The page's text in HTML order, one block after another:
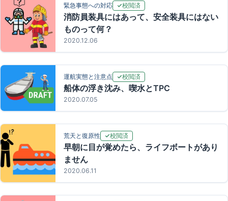
緊急事態への対応 校閲済
消防員装具にはあって、安全装具にはない
ものって何？
2020.12.06
運航実態と注意点 校閲済
船体の浮き沈み、喫水とTPC
2020.07.05
荒天と復原性 校閲済
早朝に目が覚めたら、ライフボートがあり
ません
2020.06.11